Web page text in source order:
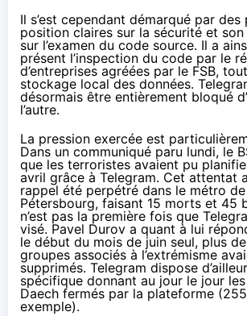
Il s’est cependant démarqué par des
position claires sur la sécurité et
sur l’examen du code source. Il a
présent l’inspection du code par le
d’entreprises agréées par le FSB,
stockage local des données.
désormais être entièrement bloqué
l’autre.
La pression exercée est
Dans un communiqué paru lundi, le
que les terroristes avaient pu
avril grâce à Telegram. Cet attentat
rappel été perpétré dans le métro
Pétersbourg, faisant 15 morts et 45
n’est pas la première fois que
visé. Pavel Durov a quant à lui
le début du mois de juin seul, plus
groupes associés à l’extrémisme
supprimés. Telegram dispose
spécifique donnant au jour le jour
Daech fermés par la plateforme
exemple).